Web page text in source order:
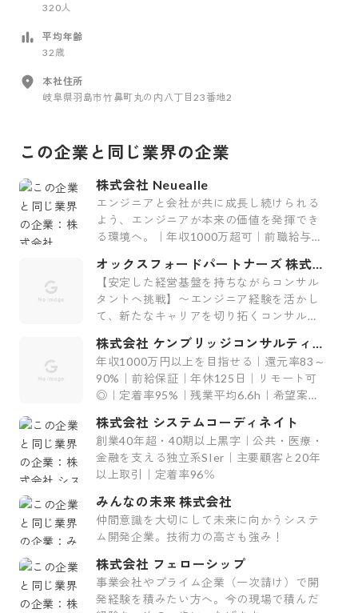
320人
平均年齢
32歳
本社住所
岐阜県羽島市竹鼻町丸の内八丁目23番地2
この企業と同じ業界の企業
株式会社 Neuealle
エンジニアと会社が共に成長し続けられる
よう、エンジニアが本来の価値を発揮でき
る環境へ。｜年収1000万超可｜前職給与保
オックスフォードパートナーズ 株式会
社
【安定した経営基盤を持ちながらコンサル
タントへ挑戦】〜エンジニア経験を活かし
て、新たなキャリアを切り拓くコンサルテ
株式会社 ケンブリッジコンサルティン
グ
年収1000万円以上を目指せる｜還元率83～
90%｜前給保証｜年休125日｜リモート可
◎｜定着率95%｜残業平均6.6h｜希望案件
株式会社 システムコーディネイト
創業40年超・40期以上黒字｜公共・医療・
金融を支える独立系SIer｜主要顧客と20年
以上取引｜定着率96％
みんなの未来 株式会社
仲間意識を大切にして未来に向かうシステ
ム開発企業。技術力の高さも強み！
株式会社 フェローシップ
事業会社やプライム企業（一次請け）で開
発経験を積みたい方へ。今の現場で積んだ